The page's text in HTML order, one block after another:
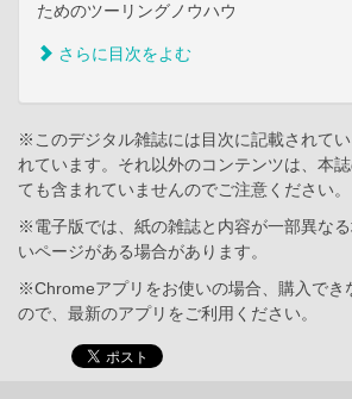
ためのツーリングノウハウ
さらに目次をよむ
※このデジタル雑誌には目次に記載されて
れています。それ以外のコンテンツは、本
ても含まれていませんのでご注意ください。
※電子版では、紙の雑誌と内容が一部異な
いページがある場合があります。
※Chromeアプリをお使いの場合、購入でき
ので、最新のアプリをご利用ください。